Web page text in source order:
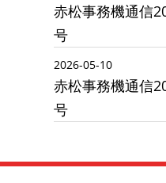
赤松事務機通信
号
2026-05-10
赤松事務機通信
号